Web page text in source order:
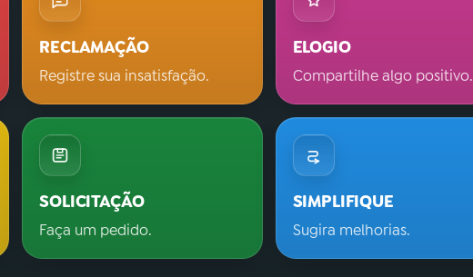
RECLAMAÇÃO
Registre sua insatisfação.
ELOGIO
Compartilhe algo positivo.
SOLICITAÇÃO
Faça um pedido.
SIMPLIFIQUE
Sugira melhorias.